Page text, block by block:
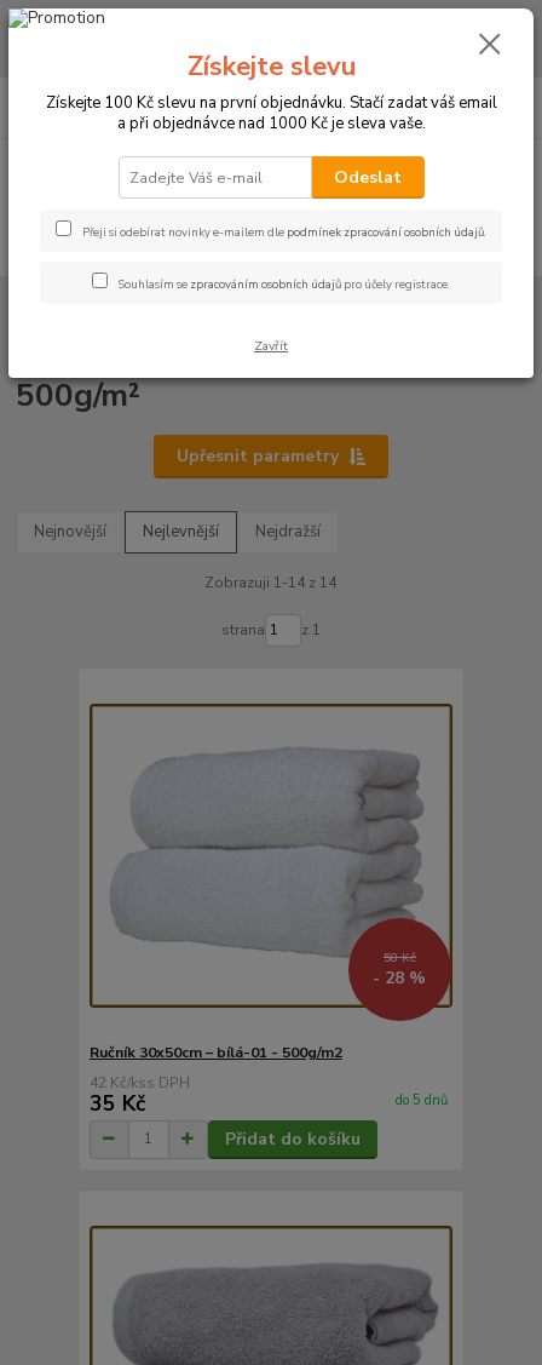
CHCETE NAKOUPIT VĚTŠÍ MNOŽSTVÍ NAŠICH PRODUKTŮ ZA LEPŠÍ
CZK
Hledat
+420 773 794 023
Pondělí-pátek 9-16 hodin
0
Ručníky 30x50cm bez bordury -
500g/m²
Upřesnit parametry
Nejnovější Nejlevnější Nejdražší
Zobrazuji 1-14 z 14
strana z 1
58 Kč
- 28 %
Ručník 30x50cm – bílá-01 - 500g/m2
42 Kč/ks
35 Kč do 5 dnů
Přidat do košíku
Získejte slevu
Získejte 100 Kč slevu na první objednávku. Stačí zadat váš email
a při objednávce nad 1000 Kč je sleva vaše.
Odeslat
Přeji si odebírat novinky e-mailem dle podmínek zpracování osobních údajů.
Souhlasím se zpracováním osobních údajů pro účely registrace.
Zavřít